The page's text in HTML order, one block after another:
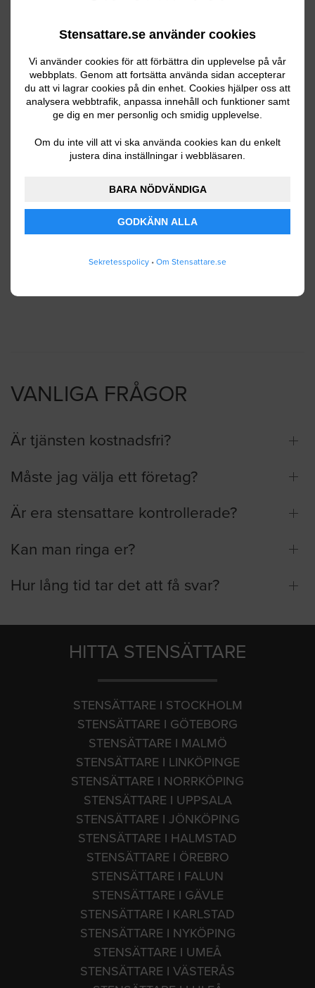
Stensattare.se använder cookies
Vi använder cookies för att förbättra din upplevelse på vår
webbplats. Genom att fortsätta använda sidan accepterar
du att vi lagrar cookies på din enhet. Cookies hjälper oss att
analysera webbtrafik, anpassa innehåll och funktioner samt
ge dig en mer personlig och smidig upplevelse.
Om du inte vill att vi ska använda cookies kan du enkelt
justera dina inställningar i webbläsaren.
BARA NÖDVÄNDIGA
GODKÄNN ALLA
Sekretesspolicy • Om Stensattare.se
Din e-postadress
Ditt telefonnummer
använder mina personuppgifter enligt
SKICKA IN
VANLIGA FRÅGOR
Är tjänsten kostnadsfri?
Måste jag välja ett företag?
Är era stensattare kontrollerade?
Kan man ringa er?
Hur lång tid tar det att få svar?
HITTA STENSÄTTARE
STENSÄTTARE I STOCKHOLM
STENSÄTTARE I GÖTEBORG
STENSÄTTARE I MALMÖ
STENSÄTTARE I LINKÖPINGE
STENSÄTTARE I NORRKÖPING
STENSÄTTARE I UPPSALA
STENSÄTTARE I JÖNKÖPING
STENSÄTTARE I HALMSTAD
STENSÄTTARE I ÖREBRO
STENSÄTTARE I FALUN
STENSÄTTARE I GÄVLE
STENSÄTTARE I KARLSTAD
STENSÄTTARE I NYKÖPING
STENSÄTTARE I UMEÅ
STENSÄTTARE I VÄSTERÅS